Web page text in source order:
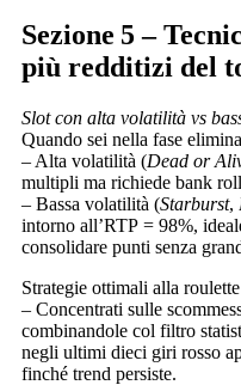
Sezione 5 –
più redditizi del
Slot con alta volatilità vs
Quando sei nella fase
– Alta volatilità (Dead or
multipli ma richiede bank
– Bassa volatilità (Starburst,
intorno all’RTP = 98%,
consolidare punti senza
Strategie ottimali alla
– Concentrati sulle
combinandole col filtro
negli ultimi dieci giri rosso
finché trend persiste.